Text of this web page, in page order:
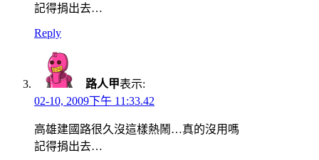
記得捐出去…
Reply
路人甲表示:
02-10, 2009下午 11:33.42
高雄建國路很久沒這樣熱鬧…真的沒用嗎
記得捐出去…